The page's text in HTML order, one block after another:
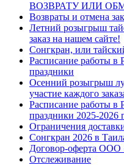
ВОЗВРАТУ ИЛИ
Возвраты и отмена
Летний розыгрыш
заказ на нашем сайте!
Сонгкран, или
Расписание работы в
праздники
Осенний розыгрыш
участие каждого
Расписание работы в
праздники 2025-2026
Ограничения
Сонгкран 2026 в
Договор-оферта ООО
Отслеживание